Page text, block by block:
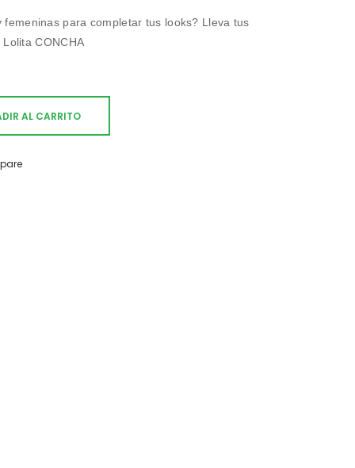
para completar tus looks? Lleva tus
CONCHA
AL CARRITO